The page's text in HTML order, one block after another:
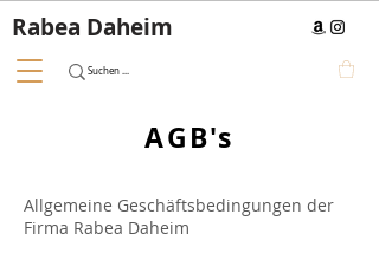
Rabea Daheim
AGB's
Allgemeine Geschäftsbedingungen der
Firma Rabea Daheim